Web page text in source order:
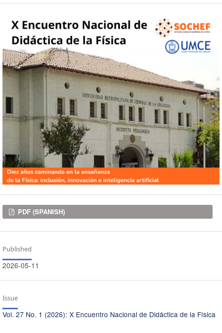
Downloads
PDF (SPANISH)
Published
2026-05-11
Issue
Vol. 27 No. 1 (2026): X Encuentro Nacional de Didáctica de la Física